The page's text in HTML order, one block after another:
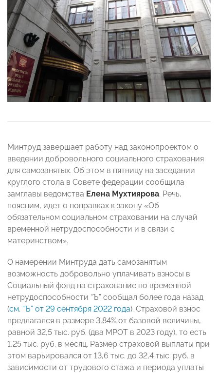
Минтруд завершает работу над законопроектом о
введении добровольного социального страхования
для самозанятых. Об этом в пятницу на заседании
круглого стола в Совете федерации сообщила
замглавы ведомства Елена Мухтиярова. Речь,
поясним, идет о поправках к закону «Об
обязательном социальном страховании на случай
временной нетрудоспособности и в связи с
материнством».
О намерении Минтруда дать самозанятым
возможность добровольно уплачивать взносы в
Социальный фонд на страхование по временной
нетрудоспособности “Ъ” сообщал более года назад
(см. “Ъ” от 29 сентября 2022 года). Страховой взнос
предлагался в размере 3,84% от базовой величины,
равной 32,5 тыс. руб. (два МРОТ в 2023 году), то есть
1,25 тыс. руб. в месяц. Размер страховой выплаты при
этом варьировался от 13,6 тыс. до 32,4 тыс. руб. в
зависимости от трудового стажа и периода уплаты